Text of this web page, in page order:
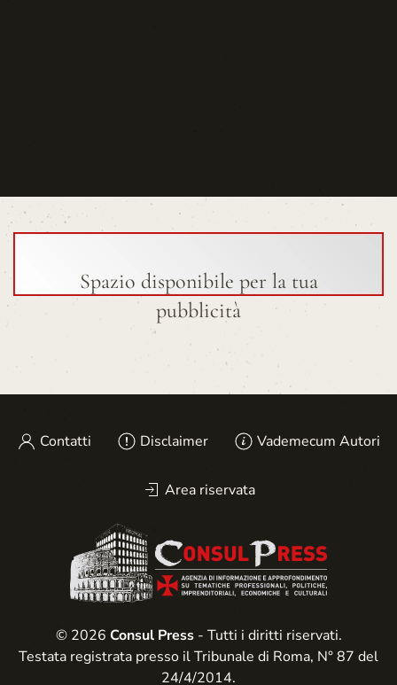
Spazio disponibile per la tua
pubblicità
Contatti Disclaimer Vademecum Autori
Area riservata
© 2026 Consul Press- Tutti i diritti riservati.
Testata registrata presso il Tribunale di Roma, N° 87 del
24/4/2014.